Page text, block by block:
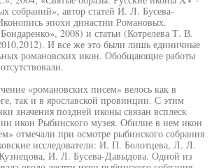
собраний», автор статей И. Л. Бусева-
эпохи династии Романовых.
2008) и статьи (Котрелева Т. В.
И все же это были лишь единичные
романовских икон. Обобщающие работы
«романовских писем» велось как в
так и в ярославской провинции. С этим
значения поздней иконы связан всплеск
икон Рыбинского музея. Обилие в нем икон
отмечали при осмотре рыбинского собрания
исследователи: И. П. Болотцева, Л. Л.
И. Л. Бусева-Давыдова. Одной из